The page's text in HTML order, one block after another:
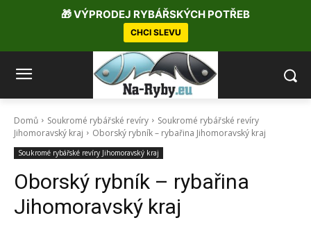
Domů Soukromé rybářské revíry
Soukromé rybářské revíry
Jihomoravský kraj
Oborský rybník – rybařina Jihomoravský kraj
Soukromé rybářské revíry Jihomoravský kraj
Oborský rybník – rybařina
Jihomoravský kraj
🎁 VÝPRODEJ RYBÁŘSKÝCH POTŘEB
CHCI SLEVU